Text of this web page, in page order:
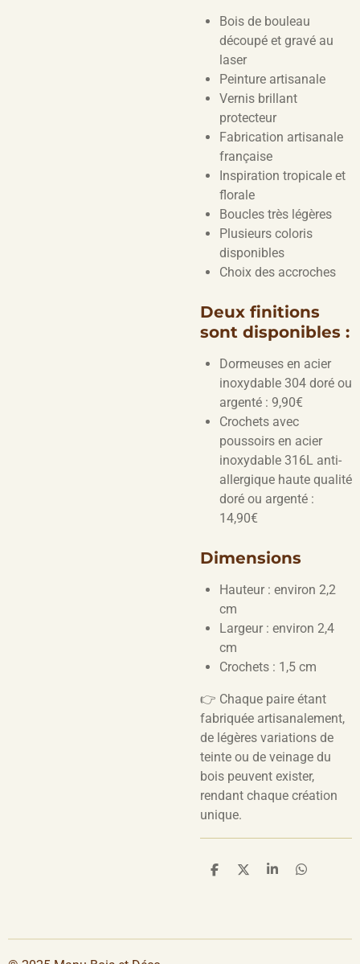
Bois de bouleau
découpé et gravé au
laser
Peinture artisanale
Vernis brillant
protecteur
Fabrication artisanale
française
Inspiration tropicale et
florale
Boucles très légères
Plusieurs coloris
disponibles
Choix des accroches
Deux finitions
sont disponibles :
Dormeuses en acier
inoxydable 304 doré ou
argenté : 9,90€
Crochets avec
poussoirs en acier
inoxydable 316L anti-
allergique haute qualité
doré ou argenté :
14,90€
Dimensions
Hauteur : environ 2,2
cm
Largeur : environ 2,4
cm
Crochets : 1,5 cm
👉 Chaque paire étant
fabriquée artisanalement,
de légères variations de
teinte ou de veinage du
bois peuvent exister,
rendant chaque création
unique.
P
g
P
g
P
g
P
g